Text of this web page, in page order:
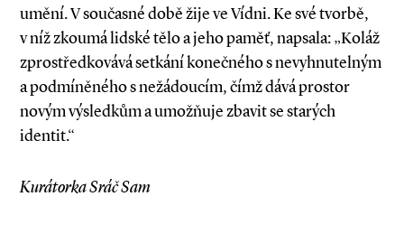
umění. V současné době žije ve Vídni. Ke své tvorbě,
v níž zkoumá lidské tělo a jeho paměť, napsala: „Koláž
zprostředkovává setkání konečného s nevyhnutelným
a podmíněného s nežádoucím, čímž dává prostor
novým výsledkům a umožňuje zbavit se starých
identit.“
Kurátorka Sráč Sam